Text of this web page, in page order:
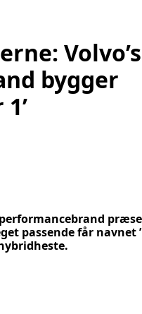
Volvo’s
bygger
performancebrand
passende får navnet